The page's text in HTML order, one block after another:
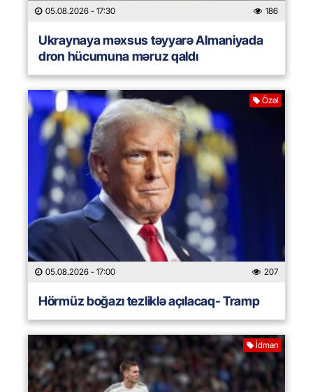
05.08.2026 - 17:30 186
Ukraynaya məxsus təyyarə Almaniyada
dron hücumuna məruz qaldı
Özəl
05.08.2026 - 17:00 207
Hörmüz boğazı tezliklə açılacaq- Tramp
İdman